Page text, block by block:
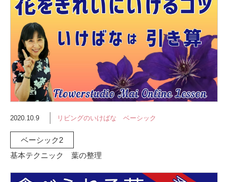
2020.10.9 リビングのいけばな ベーシック
ベーシック2
基本テクニック 葉の整理